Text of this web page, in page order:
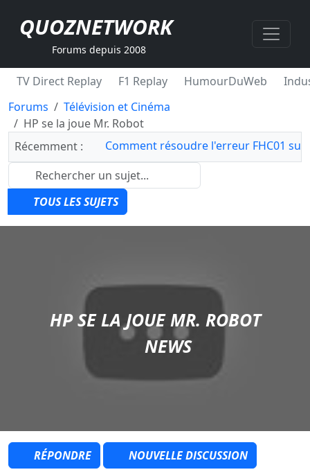
QUOZNETWORK
Forums depuis 2008
TV Direct Replay F1 Replay HumourDuWeb
Forums
Télévision et Cinéma
HP se la joue Mr. Robot
Récemment :
Comment résoudre l'erreur FHC01 sur
TOUS LES SUJETS
HP SE LA JOUE MR. ROBOT
NEWS
RÉPONDRE NOUVELLE DISCUSSION